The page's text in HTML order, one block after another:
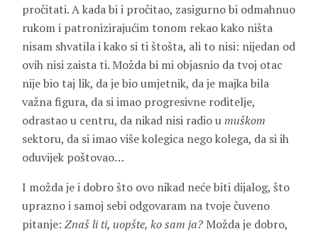
pročitati. A kada bi i pročitao, zasigurno bi odmahnuo
rukom i patronizirajućim tonom rekao kako ništa
nisam shvatila i kako si ti štošta, ali to nisi: nijedan od
ovih nisi zaista ti. Možda bi mi objasnio da tvoj otac
nije bio taj lik, da je bio umjetnik, da je majka bila
važna figura, da si imao progresivne roditelje,
odrastao u centru, da nikad nisi radio umuškom
sektoru, da si imao više kolegica nego kolega, da si ih
oduvijek poštovao…
I možda je i dobro što ovo nikad neće biti dijalog, što
uprazno i samoj sebi odgovaram na tvoje čuveno
pitanje: Znaš li ti, uopšte, ko sam ja? Možda je dobro,